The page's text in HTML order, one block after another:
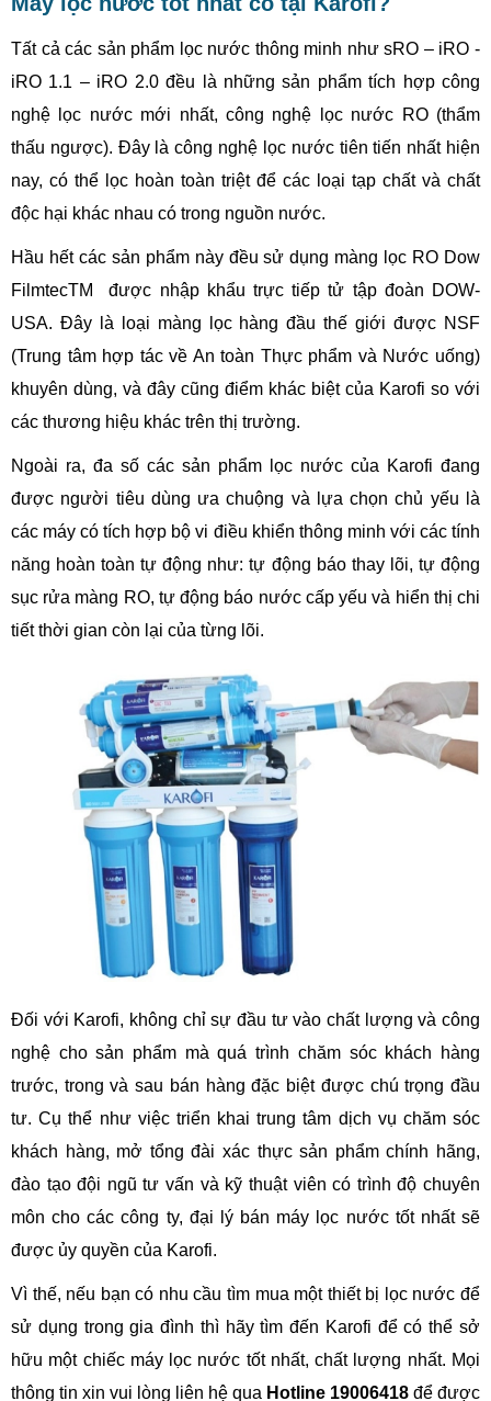
Tất cả các sản phẩm lọc nước thông minh như sRO – iRO -
iRO 1.1 – iRO 2.0 đều là những sản phẩm tích hợp công
nghệ lọc nước mới nhất, công nghệ lọc nước RO (thẩm
thấu ngược). Đây là công nghệ lọc nước tiên tiến nhất hiện
nay, có thể lọc hoàn toàn triệt để các loại tạp chất và chất
độc hại khác nhau có trong nguồn nước.
Hầu hết các sản phẩm này đều sử dụng màng lọc RO Dow
FilmtecTM được nhập khẩu trực tiếp tử tập đoàn DOW-
USA. Đây là loại màng lọc hàng đầu thế giới được NSF
(Trung tâm hợp tác về An toàn Thực phẩm và Nước uống)
khuyên dùng, và đây cũng điểm khác biệt của Karofi so với
các thương hiệu khác trên thị trường.
Ngoài ra, đa số các sản phẩm lọc nước của Karofi đang
được người tiêu dùng ưa chuộng và lựa chọn chủ yếu là
các máy có tích hợp bộ vi điều khiển thông minh với các tính
năng hoàn toàn tự động như: tự động báo thay lõi, tự động
sục rửa màng RO, tự động báo nước cấp yếu và hiển thị chi
tiết thời gian còn lại của từng lõi.
Đối với Karofi, không chỉ sự đầu tư vào chất lượng và công
nghệ cho sản phẩm mà quá trình chăm sóc khách hàng
trước, trong và sau bán hàng đặc biệt được chú trọng đầu
tư. Cụ thể như việc triển khai trung tâm dịch vụ chăm sóc
khách hàng, mở tổng đài xác thực sản phẩm chính hãng,
đào tạo đội ngũ tư vấn và kỹ thuật viên có trình độ chuyên
môn cho các công ty, đại lý bán máy lọc nước tốt nhất sẽ
được ủy quyền của Karofi.
Vì thế, nếu bạn có nhu cầu tìm mua một thiết bị lọc nước để
sử dụng trong gia đình thì hãy tìm đến Karofi để có thể sở
hữu một chiếc máy lọc nước tốt nhất, chất lượng nhất. Mọi
thông tin xin vui lòng liên hệ qua Hotline 19006418 để được